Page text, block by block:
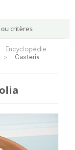
critères
Encyclopédie
>
Gasteria